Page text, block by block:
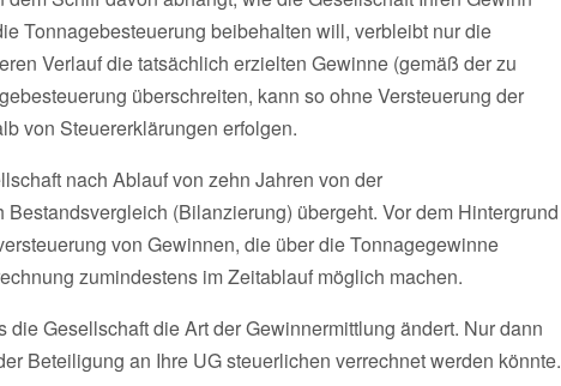
Tonnagebesteuerung beibehalten will, verbleibt nur die
Verlauf die tatsächlich erzielten Gewinne (gemäß der zu
überschreiten, kann so ohne Versteuerung der
von Steuererklärungen erfolgen.
nach Ablauf von zehn Jahren von der
(Bilanzierung) übergeht. Vor dem Hintergrund
von Gewinnen, die über die Tonnagegewinne
zumindestens im Zeitablauf möglich machen.
Gesellschaft die Art der Gewinnermittlung ändert. Nur dann
Beteiligung an Ihre UG steuerlichen verrechnet werden könnte.